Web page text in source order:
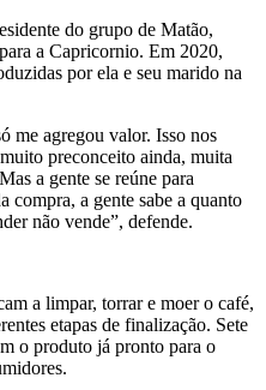
do grupo de Matão,
a Capricornio. Em 2020,
por ela e seu marido na
me agregou valor. Isso nos
preconceito ainda, muita
a gente se reúne para
compra, a gente sabe a quanto
não vende”, defende.
a limpar, torrar e moer o café,
etapas de finalização. Sete
o produto já pronto para o